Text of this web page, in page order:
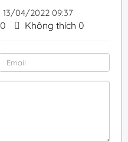
13/04/2022 09:37
0 Không thích 0